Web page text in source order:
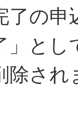
了の
」と
除され